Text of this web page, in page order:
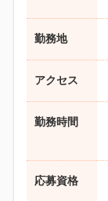
勤務地
アクセス
勤務時間
応募資格